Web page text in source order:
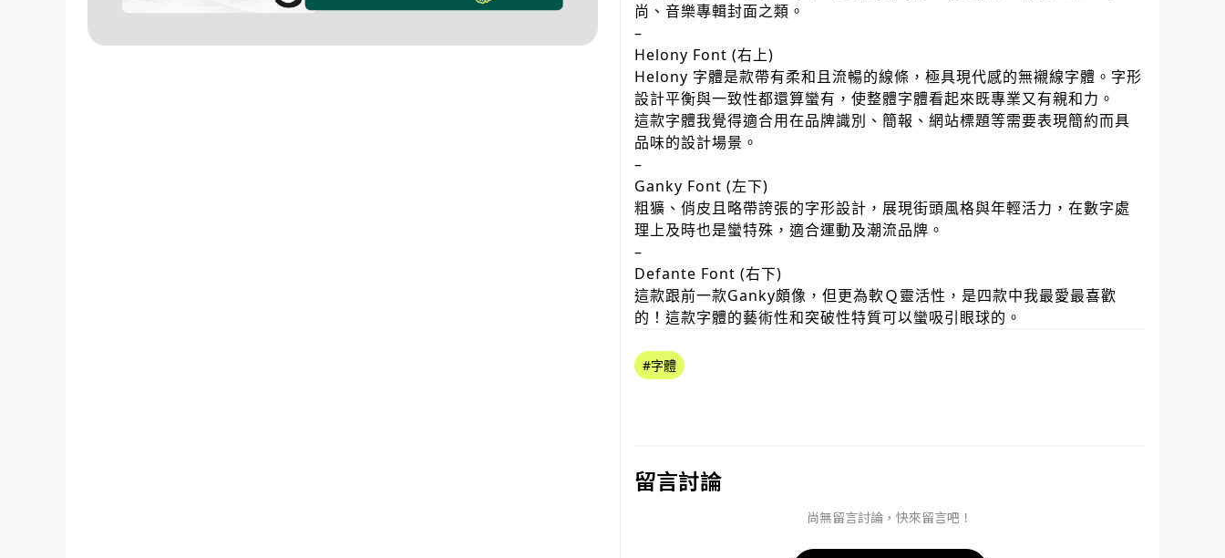
尚、音樂專輯封面之類。
–
Helony Font (右上) ​
Helony 字體是款帶有柔和且流暢的線條，極具現代感的無襯線字體。字形
設計平衡與一致性都還算蠻有，使整體字體看起來既專業又有親和力。
這款字體我覺得適合用在品牌識別、簡報、網站標題等需要表現簡約而具
品味的設計場景。
–
Ganky Font (左下)
粗獷、俏皮且略帶誇張的字形設計，展現街頭風格與年輕活力，在數字處
理上及時也是蠻特殊，適合運動及潮流品牌。
–
Defante Font (右下)
這款跟前一款Ganky頗像，但更為軟Ｑ靈活性，是四款中我最愛最喜歡
的！這款字體的藝術性和突破性特質可以蠻吸引眼球的。
#字體
留言討論
尚無留言討論，快來留言吧！